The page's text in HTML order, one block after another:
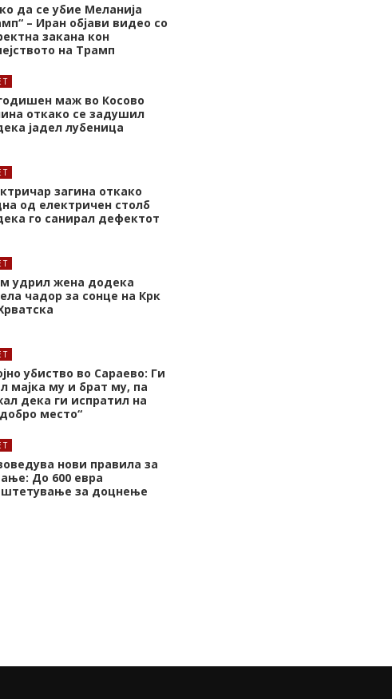
да се убие Меланија
– Иран објави видео со
закана кон
на Трамп
маж во Косово
откако се задушил
јадел лубеница
загина откако
од електричен столб
го санирал дефектот
удрил жена додека
чадор за сонце на Крк
убиство во Сараево: Ги
мајка му и брат му, па
дека ги испратил на
место“
нови правила за
До 600 евра
за доцнење